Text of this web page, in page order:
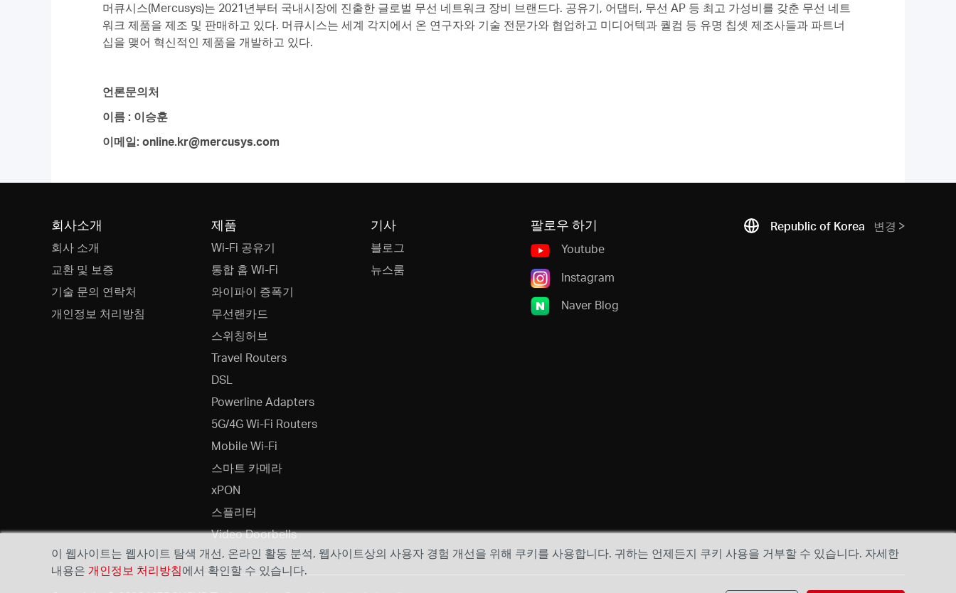
머큐시스(Mercusys)는 2021년부터 국내시장에 진출한 글로벌 무선 네트워크 장비 브랜드다. 공유기, 어댑터, 무선 AP 등 최고 가성비를 갖춘 무선 네트
워크 제품을 제조 및 판매하고 있다. 머큐시스는 세계 각지에서 온 연구자와 기술 전문가와 협업하고 미디어텍과 퀄컴 등 유명 칩셋 제조사들과 파트너
십을 맺어 혁신적인 제품을 개발하고 있다.
언론문의처
이름 : 이승훈
이메일: online.kr@mercusys.com
회사소개
회사 소개
교환 및 보증
기술 문의 연락처
개인정보 처리방침
제품
Wi-Fi 공유기
통합 홈 Wi-Fi
와이파이 증폭기
무선랜카드
스위칭허브
Travel Routers
DSL
Powerline Adapters
5G/4G Wi-Fi Routers
Mobile Wi-Fi
스마트 카메라
xPON
스플리터
Video Doorbells
기사
블로그
뉴스룸
팔로우 하기
Youtube
Instagram
Naver Blog
Republic of Korea 변경
이 웹사이트는 웹사이트 탐색 개선, 온라인 활동 분석, 웹사이트상의 사용자 경험 개선을 위해 쿠키를 사용합니다. 귀하는 언제든지 쿠키 사용을 거부할 수 있습니다. 자세한
내용은 개인정보 처리방침에서 확인할 수 있습니다.